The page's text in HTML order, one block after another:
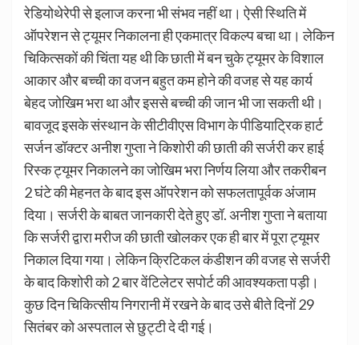
रेडियोथेरेपी से इलाज करना भी संभव नहीं था। ऐसी स्थिति में
ऑपरेशन से ट्यूमर निकालना ही एकमात्र विकल्प बचा था। लेकिन
चिकित्सकों की चिंता यह थी कि छाती में बन चुके ट्यूमर के विशाल
आकार और बच्ची का वजन बहुत कम होने की वजह से यह कार्य
बेहद जोखिम भरा था और इससे बच्ची की जान भी जा सकती थी।
बावजूद इसके संस्थान के सीटीवीएस विभाग के पीडियाट्रिक हार्ट
सर्जन डॉक्टर अनीश गुप्ता ने किशोरी की छाती की सर्जरी कर हाई
रिस्क ट्यूमर निकालने का जोखिम भरा निर्णय लिया और तकरीबन
2 घंटे की मेहनत के बाद इस ऑपरेशन को सफलतापूर्वक अंजाम
दिया। सर्जरी के बाबत जानकारी देते हुए डॉ. अनीश गुप्ता ने बताया
कि सर्जरी द्वारा मरीज की छाती खोलकर एक ही बार में पूरा ट्यूमर
निकाल दिया गया। लेकिन क्रिटिकल कंडीशन की वजह से सर्जरी
के बाद किशोरी को 2 बार वेंटिलेटर सपोर्ट की आवश्यकता पड़ी।
कुछ दिन चिकित्सीय निगरानी में रखने के बाद उसे बीते दिनों 29
सितंबर को अस्पताल से छुट्टी दे दी गई।